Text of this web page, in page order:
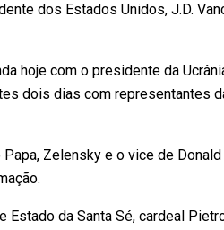
dos Estados Unidos, J.D.
hoje com o presidente da
dois dias com representantes
Zelensky e o vice de
da Santa Sé, cardeal